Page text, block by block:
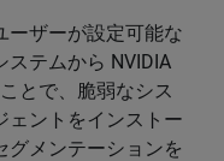
ーザーが設定可能な
テムから NVIDIA
とで、脆弱なシス
ェントをインストー
グメンテーションを